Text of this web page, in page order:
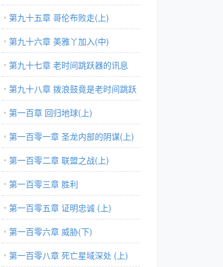
第九十五章 哥伦布败走(上)
第九十六章 美雅丫加入(中)
第九十七章 老时间跳跃器的讯息
(中)第九十八章 拨浪鼓竟是老时间跳跃
器(下)
第一百章 回归地球(上)
第一百零一章 圣龙内部的阴谋(上)
第一百零二章 联盟之战(上)
第一百零三章 胜利
第一百零五章 证明忠诚 (上)
第一百零六章 威胁(下)
第一百零八章 死亡星域深处 (上)